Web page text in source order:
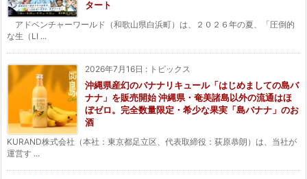
タート
アドベンチャーワールド（和歌山県白浜町）は、２０２６年の夏、「圧倒的
な生（LI ...
2026年7月16日 : トピックス
沖縄県産幻のバナナリキュール「はじめましての島バ
ナナ」を販売開始 沖縄県・奄美諸島以外の流通はほ
ぼゼロ。完全数量限定・希少な果実「島バナナ」のお
酒
KURAND株式会社（本社：東京都足立区、代表取締役：荻原恭朗）は、当社が
運営す ...